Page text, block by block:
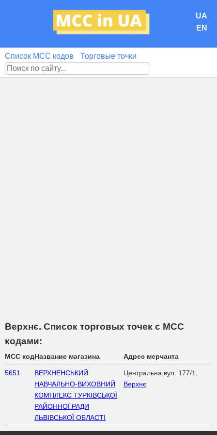
UA
EN
Список MCC кодов Торговые точки
Верхнє. Список торговых точек с МСС
кодами:
MCC кодНазвание магазина Адрес мерчанта
5651
ВЕРХНЕНСЬКИЙ
НАВЧАЛЬНО-ВИХОВНИЙ
КОМПЛЕКС ТУРКІВСЬКОЇ
РАЙОННОЇ РАДИ
ЛЬВІВСЬКОЇ ОБЛАСТІ
Центральна вул. 177/1,
Верхнє